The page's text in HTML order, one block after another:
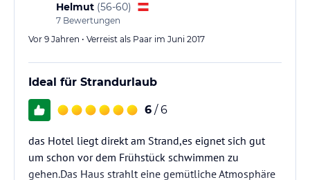
Helmut (56-60)
7 Bewertungen
Vor 9 Jahren • Verreist als Paar im Juni 2017
Ideal für Strandurlaub
6 / 6
das Hotel liegt direkt am Strand,es eignet sich gut
um schon vor dem Frühstück schwimmen zu
gehen.Das Haus strahlt eine gemütliche Atmosphäre